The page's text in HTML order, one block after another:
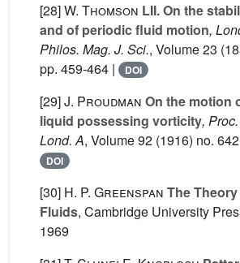
[28]W. Thomson LII. On the
and of periodic fluid motion,
Philos. Mag. J. Sci., Volume 23
pp. 459-464 |
DOI
[29]J. Proudman On the motion
liquid possessing vorticity,
Lond. A, Volume 92 (1916) no.
DOI
[30] H. P. Greenspan The
Fluids, Cambridge University
1969